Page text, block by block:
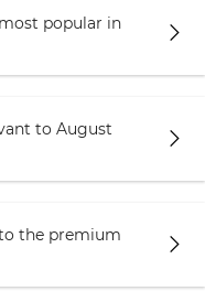
свое время,
получать заряд
вещи,
и доставляют
ценится,
popular in
to August
the premium